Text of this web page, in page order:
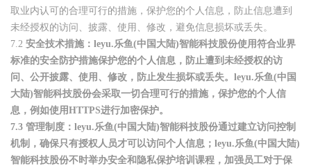
取业内认可的合理可行的措施，保护您的个人信息，防止信息遭到
未经授权的访问、披露、使用、修改，避免信息损坏或丢失。
7.2 安全技术措施：leyu.乐鱼(中国大陆)智能科技股份使用符合业界
标准的安全防护措施保护您的个人信息，防止遭到未经授权的访
问、公开披露、使用、修改，防止发生损坏或丢失。leyu.乐鱼(中国
大陆)智能科技股份会采取一切合理可行的措施，保护您的个人信
息，例如使用HTTPS进行加密保护。
7.3 管理制度：leyu.乐鱼(中国大陆)智能科技股份通过建立访问控制
机制，确保只有授权人员才可以访问个人信息；leyu.乐鱼(中国大陆)
智能科技股份不时举办安全和隐私保护培训课程，加强员工对于保